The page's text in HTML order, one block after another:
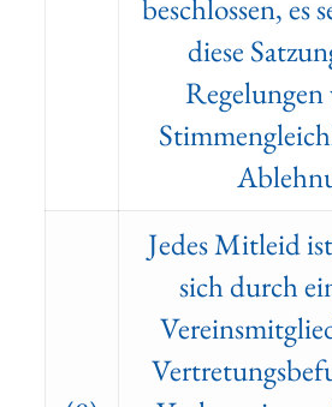
beschlossen, es
diese
Regelungen
Jedes Mitleid
sich durch